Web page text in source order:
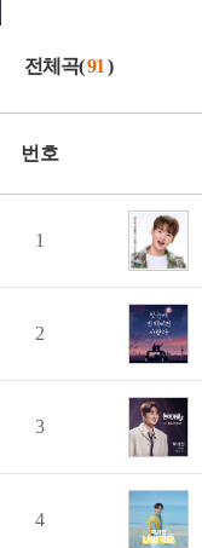
전체곡(91 )
번호
1
2
3
4